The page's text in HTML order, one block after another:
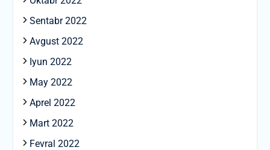
Sentabr 2022
Avgust 2022
Iyun 2022
May 2022
Aprel 2022
Mart 2022
Fevral 2022